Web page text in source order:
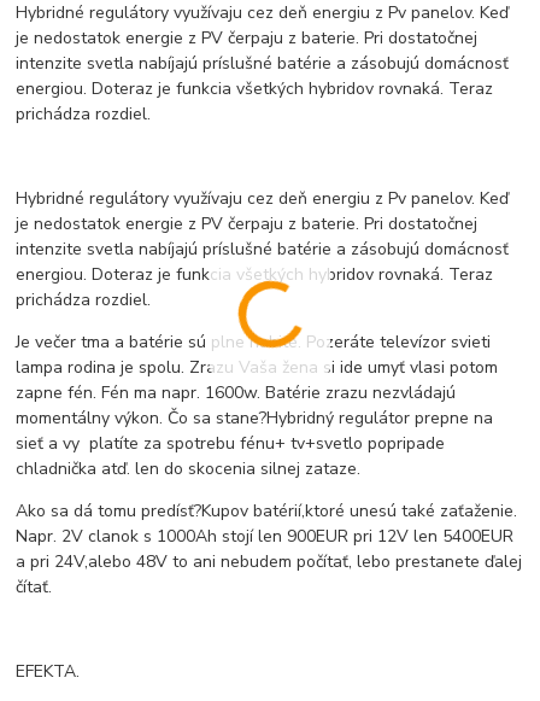
Hybridné regulátory využívaju cez deň energiu z Pv panelov. Keď
je nedostatok energie z PV čerpaju z baterie. Pri dostatočnej
intenzite svetla nabíjajú príslušné batérie a zásobujú domácnosť
energiou. Doteraz je funkcia všetkých hybridov rovnaká. Teraz
prichádza rozdiel.
Hybridné regulátory využívaju cez deň energiu z Pv panelov. Keď
je nedostatok energie z PV čerpaju z baterie. Pri dostatočnej
intenzite svetla nabíjajú príslušné batérie a zásobujú domácnosť
energiou. Doteraz je funkcia všetkých hybridov rovnaká. Teraz
prichádza rozdiel.
Je večer tma a batérie sú plne nabité. Pozeráte televízor svieti
lampa rodina je spolu. Zrazu Vaša žena si ide umyť vlasi potom
zapne fén. Fén ma napr. 1600w. Batérie zrazu nezvládajú
momentálny výkon. Čo sa stane?Hybridný regulátor prepne na
sieť a vy platíte za spotrebu fénu+ tv+svetlo popripade
chladnička atď. len do skocenia silnej zataze.
Ako sa dá tomu predísť?Kupov batérií,ktoré unesú také zaťaženie.
Napr. 2V clanok s 1000Ah stojí len 900EUR pri 12V len 5400EUR
a pri 24V,alebo 48V to ani nebudem počítať, lebo prestanete ďalej
čítať.
EFEKTA.